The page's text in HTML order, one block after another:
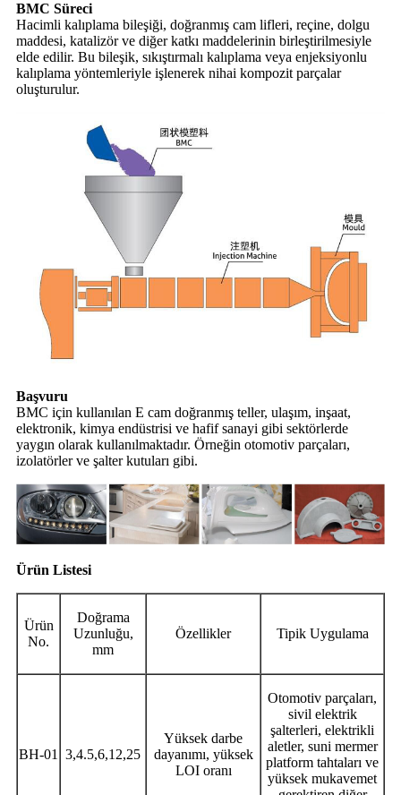
BMC Süreci
Hacimli kalıplama bileşiği, doğranmış cam lifleri, reçine, dolgu
maddesi, katalizör ve diğer katkı maddelerinin birleştirilmesiyle
elde edilir. Bu bileşik, sıkıştırmalı kalıplama veya enjeksiyonlu
kalıplama yöntemleriyle işlenerek nihai kompozit parçalar
oluşturulur.
Başvuru
BMC için kullanılan E cam doğranmış teller, ulaşım, inşaat,
elektronik, kimya endüstrisi ve hafif sanayi gibi sektörlerde
yaygın olarak kullanılmaktadır. Örneğin otomotiv parçaları,
izolatörler ve şalter kutuları gibi.
Ürün Listesi
Ürün
No.
Doğrama
Uzunluğu,
mm
Özellikler Tipik Uygulama
BH-01 3,4.5,6,12,25
Yüksek darbe
dayanımı, yüksek
LOI oranı
Otomotiv parçaları,
sivil elektrik
şalterleri, elektrikli
aletler, suni mermer
platform tahtaları ve
yüksek mukavemet